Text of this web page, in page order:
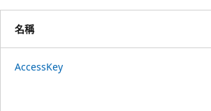
名稱
AccessKey